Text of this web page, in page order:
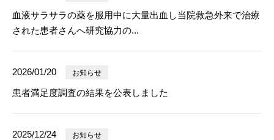
血液サラサラの薬を服用中に大量出血し当院救急外来で治療
された患者さんへ研究協力の...
2026/01/20 お知らせ
患者満足度調査の結果を公表しました
2025/12/24 お知らせ